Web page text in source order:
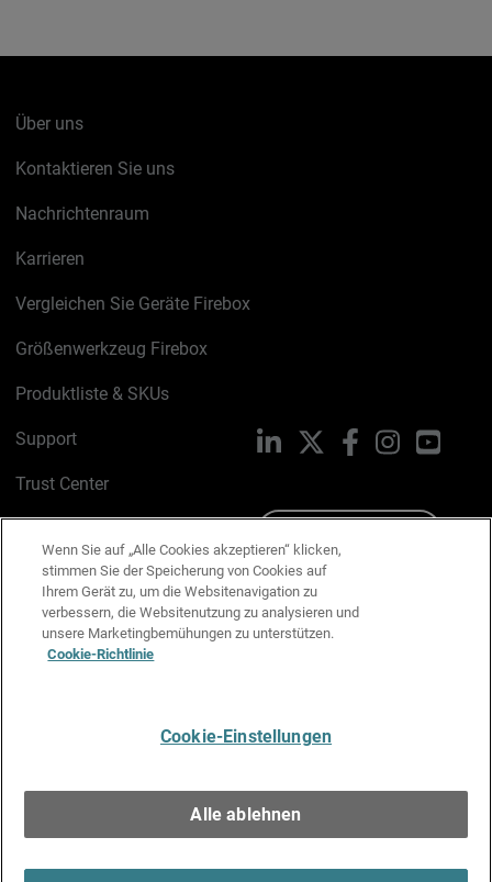
Über uns
Kontaktieren Sie uns
Nachrichtenraum
Karrieren
Vergleichen Sie Geräte Firebox
Größenwerkzeug Firebox
Produktliste & SKUs
Support
Trust Center
Cookie-Richtlinie
Datenschutzrichtlinie
Media & Brand Kit
LinkedIn FacebookInstagram
Wenn Sie auf „Alle Cookies akzeptieren“ klicken,
stimmen Sie der Speicherung von Cookies auf
Ihrem Gerät zu, um die Websitenavigation zu
verbessern, die Websitenutzung zu analysieren und
unsere Marketingbemühungen zu unterstützen.
Cookie-Richtlinie
Cookie-Einstellungen
Alle ablehnen